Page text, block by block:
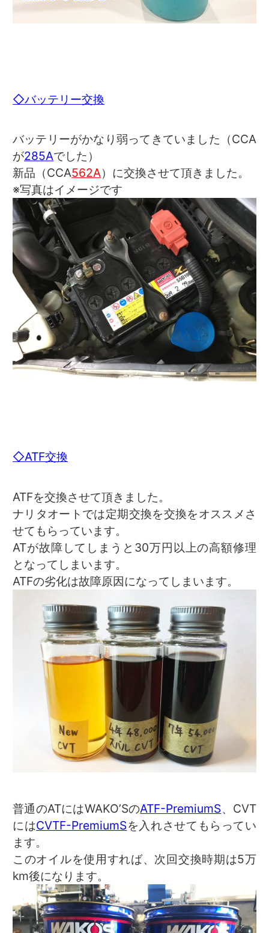
◇バッテリー交換
バッテリーがかなり弱ってきていました（CCA
が285Aでした）
新品（CCA562A）に交換させて頂きました。
※写真はイメージです
◇ATF交換
ATFを交換させて頂きました。
ナリタオートでは定期交換を交換をオススメさ
せてもらっています。
ATが故障してしまうと30万円以上の高額修理
となってしまいます。
ATFの劣化は故障原因になってしまいます。
普通のATにはWAKO’SのATF-PremiumS、CVT
にはCVTF-PremiumSを入れさせてもらってい
ます。
このオイルを使用すれば、次回交換時期は5万
km後になります。